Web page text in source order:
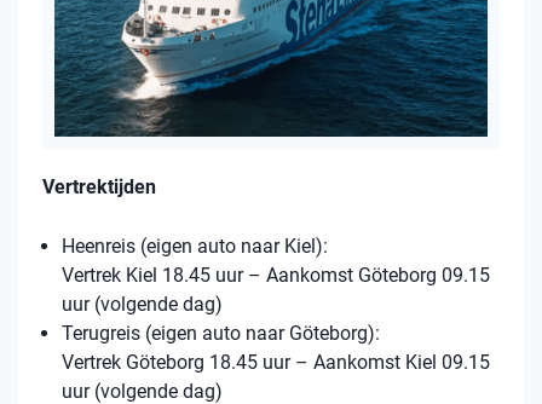
Vertrektijden
Heenreis (eigen auto naar Kiel):
Vertrek Kiel 18.45 uur – Aankomst Göteborg 09.15
uur (volgende dag)
Terugreis (eigen auto naar Göteborg):
Vertrek Göteborg 18.45 uur – Aankomst Kiel 09.15
uur (volgende dag)